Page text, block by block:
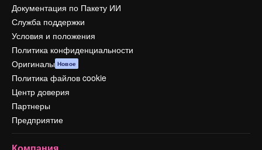
Документация по Пакету ИИ
Служба поддержки
Условия и положения
Политика конфиденциальности
Оригиналы Новое
Политика файлов cookie
Центр доверия
Партнеры
Предприятие